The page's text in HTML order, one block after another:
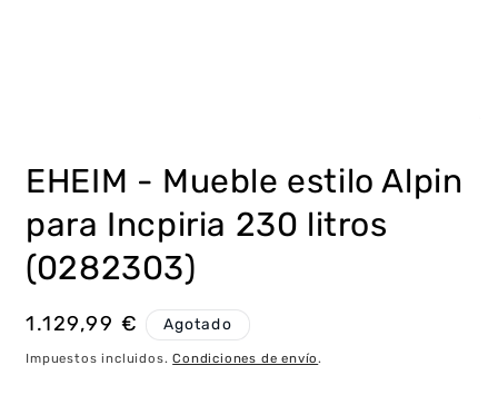
1
en
ventana
modal
EHEIM - Mueble estilo Alpin
para Incpiria 230 litros
(0282303)
Precio
habitual
1.129,99 € Agotado
Impuestos incluidos.Condiciones de envío .